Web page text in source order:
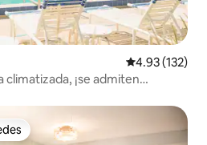
Calificación
4.93 (132)
climatizada, ¡se admiten
preferido